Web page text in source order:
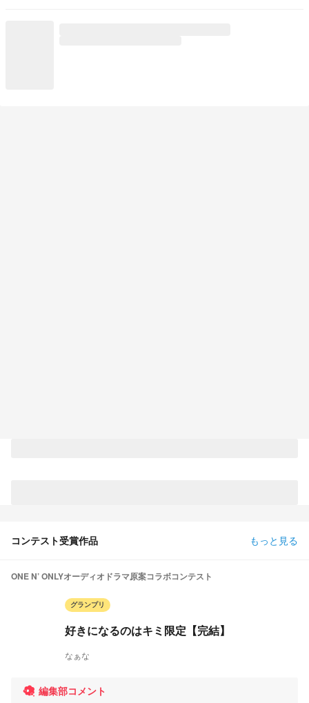
コンテスト受賞作品 もっと見る
ONE N’ ONLYオーディオドラマ原案コラボコンテスト
グランプリ
好きになるのはキミ限定【完結】
なぁな
編集部コメント